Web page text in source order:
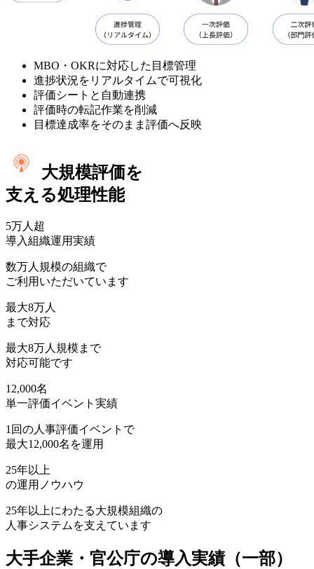
MBO・OKRに対応した目標管理
進捗状況をリアルタイムで可視化
評価シートと自動連携
評価時の転記作業を削減
目標達成率をそのまま評価へ反映
大規模評価を
支える処理性能
5万人超
導入組織運用実績
数万人規模の組織で
ご利用いただいています
最大8万人
まで対応
最大8万人規模まで
対応可能です
12,000名
単一評価イベント実績
1回の人事評価イベントで
最大12,000名を運用
25年以上
の運用ノウハウ
25年以上にわたる大規模組織の
人事システムを支えています
大手企業・官公庁の導入実績（一部）